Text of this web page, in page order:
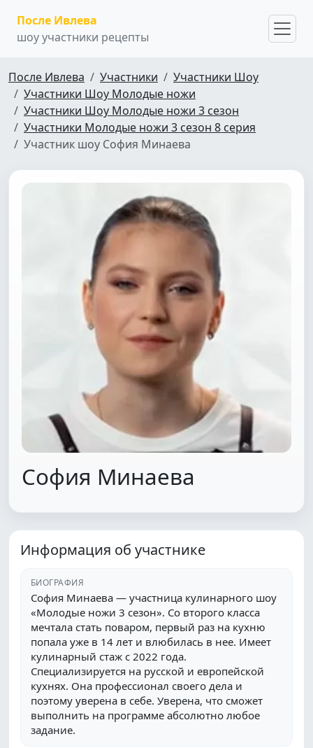
После Ивлева
шоу участники рецепты
После Ивлева Участники
Участники Шоу
Участники Шоу Молодые ножи
Участники Шоу Молодые ножи 3 сезон
Участники Молодые ножи 3 сезон 8 серия
Участник шоу София Минаева
София Минаева
Информация об участнике
БИОГРАФИЯ
София Минаева — участница кулинарного шоу
«Молодые ножи 3 сезон». Со второго класса
мечтала стать поваром, первый раз на кухню
попала уже в 14 лет и влюбилась в нее. Имеет
кулинарный стаж с 2022 года.
Специализируется на русской и европейской
кухнях. Она профессионал своего дела и
поэтому уверена в себе. Уверена, что сможет
выполнить на программе абсолютно любое
задание.